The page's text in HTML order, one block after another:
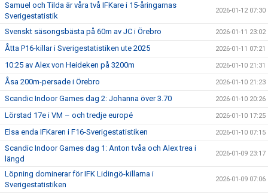
Samuel och Tilda är våra två IFKare i 15-åringarnas
Sverigestatistik
2026-01-12 07:30
Svenskt säsongsbästa på 60m av JC i Örebro 2026-01-11 23:02
Åtta P16-killar i Sverigestatistiken ute 2025 2026-01-11 07:21
10:25 av Alex von Heideken på 3200m 2026-01-10 21:31
Åsa 200m-persade i Örebro 2026-01-10 21:23
Scandic Indoor Games dag 2: Johanna över 3.70 2026-01-10 20:26
Lörstad 17e i VM – och tredje europé 2026-01-10 17:25
Elsa enda IFKaren i F16-Sverigestatistiken 2026-01-10 07:15
Scandic Indoor Games dag 1: Anton tvåa och Alex trea i
längd
2026-01-09 23:17
Löpning dominerar för IFK Lidingö-killarna i
Sverigestatistiken
2026-01-09 07:06